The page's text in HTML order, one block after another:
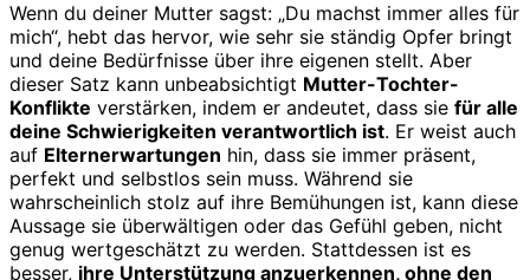
Wenn du deiner Mutter sagst: „Du machst immer alles für
mich“, hebt das hervor, wie sehr sie ständig Opfer bringt
und deine Bedürfnisse über ihre eigenen stellt. Aber
dieser Satz kann unbeabsichtigt Mutter-Tochter-
Konflikte verstärken, indem er andeutet, dass sie für alle
deine Schwierigkeiten verantwortlich ist. Er weist auch
auf Elternerwartungen hin, dass sie immer präsent,
perfekt und selbstlos sein muss. Während sie
wahrscheinlich stolz auf ihre Bemühungen ist, kann diese
Aussage sie überwältigen oder das Gefühl geben, nicht
genug wertgeschätzt zu werden. Stattdessen ist es
besser, ihre Unterstützung anzuerkennen, ohne den